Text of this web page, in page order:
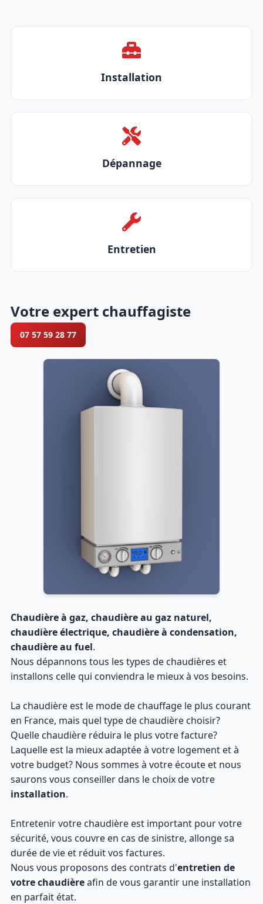
Installation
Dépannage
Entretien
Votre expert chauffagiste
07 57 59 28 77
Chaudière à gaz, chaudière au gaz naturel,
chaudière électrique, chaudière à condensation,
chaudière au fuel.
Nous dépannons tous les types de chaudières et
installons celle qui conviendra le mieux à vos besoins.
La chaudière est le mode de chauffage le plus courant
en France, mais quel type de chaudière choisir?
Quelle chaudière réduira le plus votre facture?
Laquelle est la mieux adaptée à votre logement et à
votre budget? Nous sommes à votre écoute et nous
saurons vous conseiller dans le choix de votre
installation.
Entretenir votre chaudière est important pour votre
sécurité, vous couvre en cas de sinistre, allonge sa
durée de vie et réduit vos factures.
Nous vous proposons des contrats d'entretien de
votre chaudièreafin de vous garantir une installation
en parfait état.